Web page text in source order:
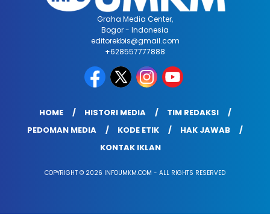
Graha Media Center,
Bogor - Indonesia
editorekbis@gmail.com
+628557777888
HOME HISTORI MEDIA
TIM REDAKSI
PEDOMAN MEDIA
KODE ETIK
HAK JAWAB
KONTAK IKLAN
COPYRIGHT © 2026 INFOUMKM.COM - ALL RIGHTS RESERVED